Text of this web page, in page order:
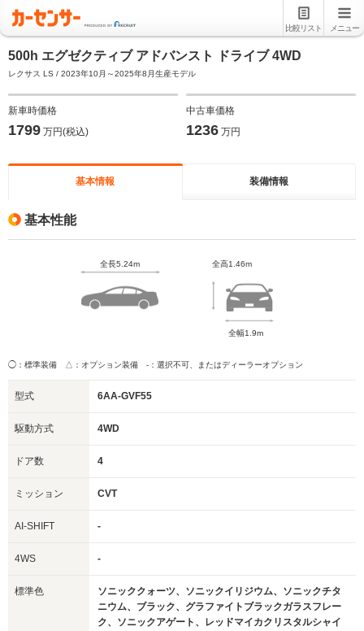
比較リスト メニュー
500h エグゼクティブ アドバンスト ドライブ 4WD
レクサス LS / 2023年10月～2025年8月生産モデル
新車時価格
1799 万円(税込)
中古車価格
1236 万円
基本情報 装備情報
基本性能
全長5.24m 全高1.46m
全幅1.9m
◯：標準装備 △：オプション装備 -：選択不可、またはディーラーオプション
型式 6AA-GVF55
駆動方式 4WD
ドア数 4
ミッション CVT
AI-SHIFT -
4WS -
標準色
ソニッククォーツ、ソニックイリジウム、ソニックチタ
ニウム、ブラック、グラファイトブラックガラスフレー
ク、ソニックアゲート、レッドマイカクリスタルシャイ